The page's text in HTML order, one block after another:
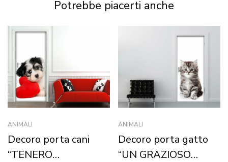
Potrebbe piacerti anche
ANIMALI
Decoro porta cani
“TENERO
ANIMALI
Decoro porta gatto
“UN GRAZIOSO